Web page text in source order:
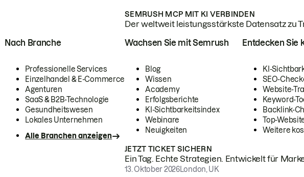
SEMRUSH MCP MIT KI VERBINDEN
Der weltweit leistungsstärkste Datensatz zu
Nach Branche
Professionelle Services
Einzelhandel & E-Commerce
Agenturen
SaaS & B2B-Technologie
Gesundheitswesen
Lokales Unternehmen
Alle Branchen anzeigen
Wachsen Sie mit Semrush
Blog
Wissen
Academy
Erfolgsberichte
KI-Sichtbarkeitsindex
Webinare
Neuigkeiten
Entdecken Sie
KI-
SEO-
Website-
Keyword-
Backlink-
Top-
Weitere
JETZT TICKET SICHERN
Ein Tag. Echte Strategien. Entwickelt für
13. Oktober 2026London, UK